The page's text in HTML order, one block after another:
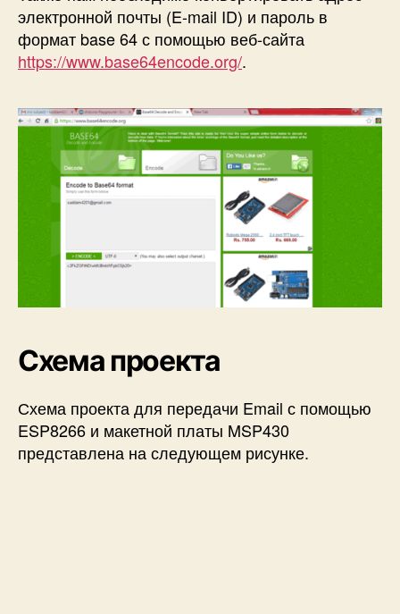
электронной почты (E-mail ID) и пароль в
формат base 64 с помощью веб-сайта
https://www.base64encode.org/.
Схема проекта
Схема проекта для передачи Email с помощью
ESP8266 и макетной платы MSP430
представлена на следующем рисунке.